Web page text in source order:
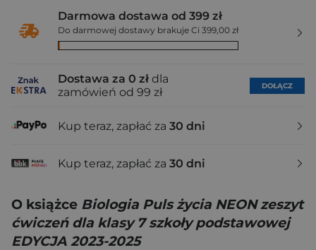
Darmowa dostawa od 399 zł
Do darmowej dostawy brakuje Ci 399,00 zł
Dostawa za 0 zł dla
zamówień od 99 zł
DOŁĄCZ
Kup teraz, zapłać za 30 dni
Kup teraz, zapłać za 30 dni
O książce Biologia Puls życia NEON zeszyt
ćwiczeń dla klasy 7 szkoły podstawowej
EDYCJA 2023-2025